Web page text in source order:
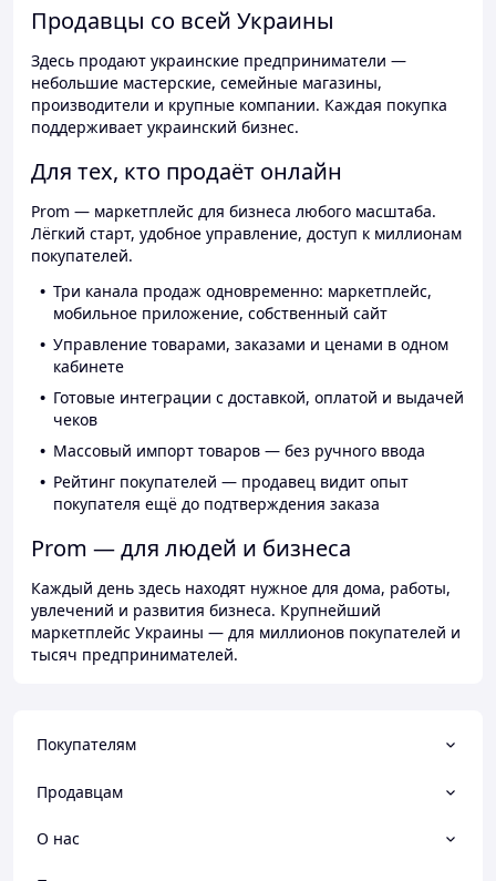
Продавцы со всей Украины
Здесь продают украинские предприниматели —
небольшие мастерские, семейные магазины,
производители и крупные компании. Каждая покупка
поддерживает украинский бизнес.
Для тех, кто продаёт онлайн
Prom — маркетплейс для бизнеса любого масштаба.
Лёгкий старт, удобное управление, доступ к миллионам
покупателей.
Три канала продаж одновременно: маркетплейс,
мобильное приложение, собственный сайт
Управление товарами, заказами и ценами в одном
кабинете
Готовые интеграции с доставкой, оплатой и выдачей
чеков
Массовый импорт товаров — без ручного ввода
Рейтинг покупателей — продавец видит опыт
покупателя ещё до подтверждения заказа
Prom — для людей и бизнеса
Каждый день здесь находят нужное для дома, работы,
увлечений и развития бизнеса. Крупнейший
маркетплейс Украины — для миллионов покупателей и
тысяч предпринимателей.
Покупателям
Продавцам
О нас